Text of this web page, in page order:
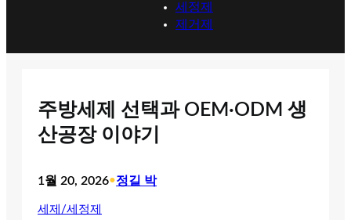
세정제
제거제
주방세제 선택과 OEM·ODM 생
산공장 이야기
1월 20, 2026•정길 박
세제/세정제